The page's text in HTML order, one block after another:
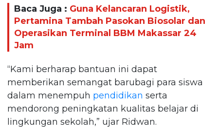
Baca Juga : Guna Kelancaran Logistik,
Pertamina Tambah Pasokan Biosolar dan
Operasikan Terminal BBM Makassar 24
Jam
“Kami berharap bantuan ini dapat
memberikan semangat barubagi para siswa
dalam menempuh pendidikan serta
mendorong peningkatan kualitas belajar di
lingkungan sekolah,” ujar Ridwan.